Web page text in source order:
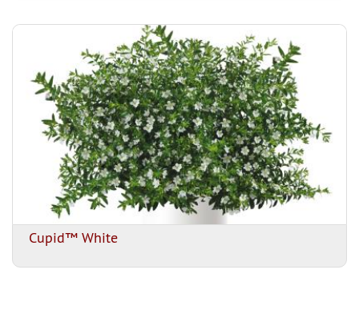
Cupid™ White